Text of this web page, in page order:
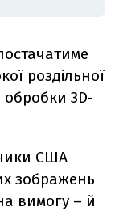
роздільної
обробки 3D-
США
зображень
вимогу – й